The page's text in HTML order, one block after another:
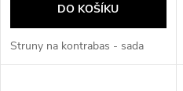
DO KOŠÍKU
Struny na kontrabas - sada